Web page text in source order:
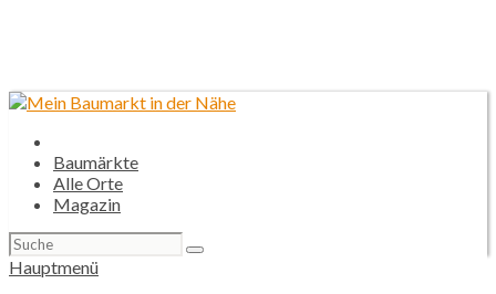
Baumärkte
Alle Orte
Magazin
Suchen
nach:
Hauptmenü